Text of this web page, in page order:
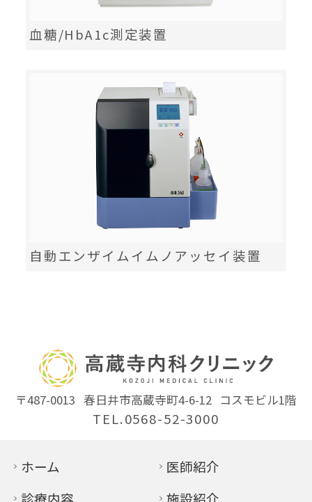
血糖/HbA1c測定装置
自動エンザイムイムノアッセイ装置
〒487-0013 春日井市高蔵寺町4-6-12 コスモビル1階
TEL.0568-52-3000
ホーム
医師紹介
診療内容
施設紹介